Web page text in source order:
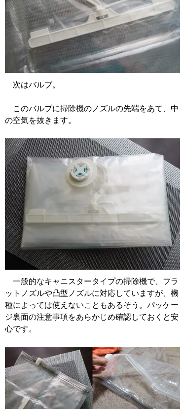
次はバルブ。
このバルブに掃除機のノズルの先端をあて、中
の空気を抜きます。
一般的なキャニスタータイプの掃除機で、フラ
ットノズルや凸型ノズルに対応していますが、機
種によっては使えないこともあるそう。パッケー
ジ裏面の注意事項をあらかじめ確認しておくと安
心です。